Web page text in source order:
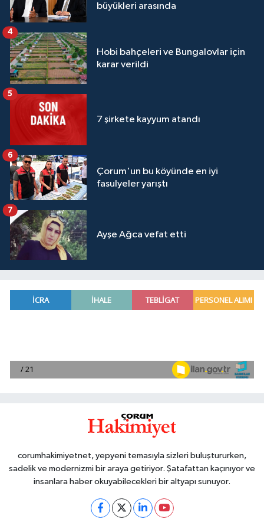
büyükleri arasında
Hobi bahçeleri ve Bungalovlar için
karar verildi
4
7 şirkete kayyum atandı
5
Çorum'un bu köyünde en iyi
fasulyeler yarıştı
6
Ayşe Ağca vefat etti
7
corumhakimiyetnet, yepyeni temasıyla sizleri buluştururken,
sadelik ve modernizmi bir araya getiriyor. Şatafattan kaçınıyor ve
insanlara haber okuyabilecekleri bir altyapı sunuyor.